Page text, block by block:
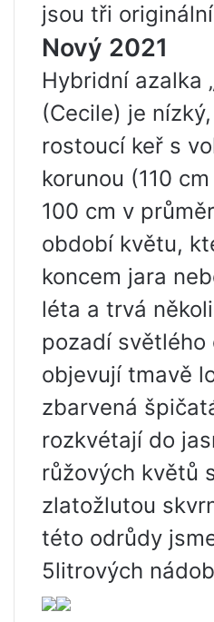
jsou tři
Nový 2021
Hybridní azalka
(Cecile) je
rostoucí keř s
korunou (110
100 cm v
období květu,
koncem jara
léta a trvá
pozadí světlého
objevují tmavě
zbarvená
rozkvétají do
růžových květů
zlatožlutou
této odrůdy
5litrových